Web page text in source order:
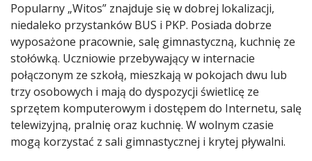
Popularny „Witos” znajduje się w dobrej lokalizacji,
niedaleko przystanków BUS i PKP. Posiada dobrze
wyposażone pracownie, salę gimnastyczną, kuchnię ze
stołówką. Uczniowie przebywający w internacie
połączonym ze szkołą, mieszkają w pokojach dwu lub
trzy osobowych i mają do dyspozycji świetlicę ze
sprzętem komputerowym i dostępem do Internetu, salę
telewizyjną, pralnię oraz kuchnię. W wolnym czasie
mogą korzystać z sali gimnastycznej i krytej pływalni.